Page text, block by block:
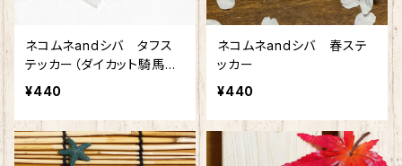
ネコムネandシバ タフス
テッカー（ダイカット騎馬
像）
¥440
ネコムネandシバ 春ステ
ッカー
¥440